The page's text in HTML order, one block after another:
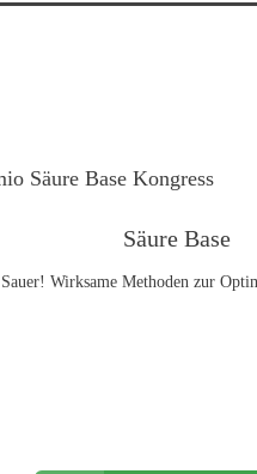
Säure Base
Wirksame Methoden zur